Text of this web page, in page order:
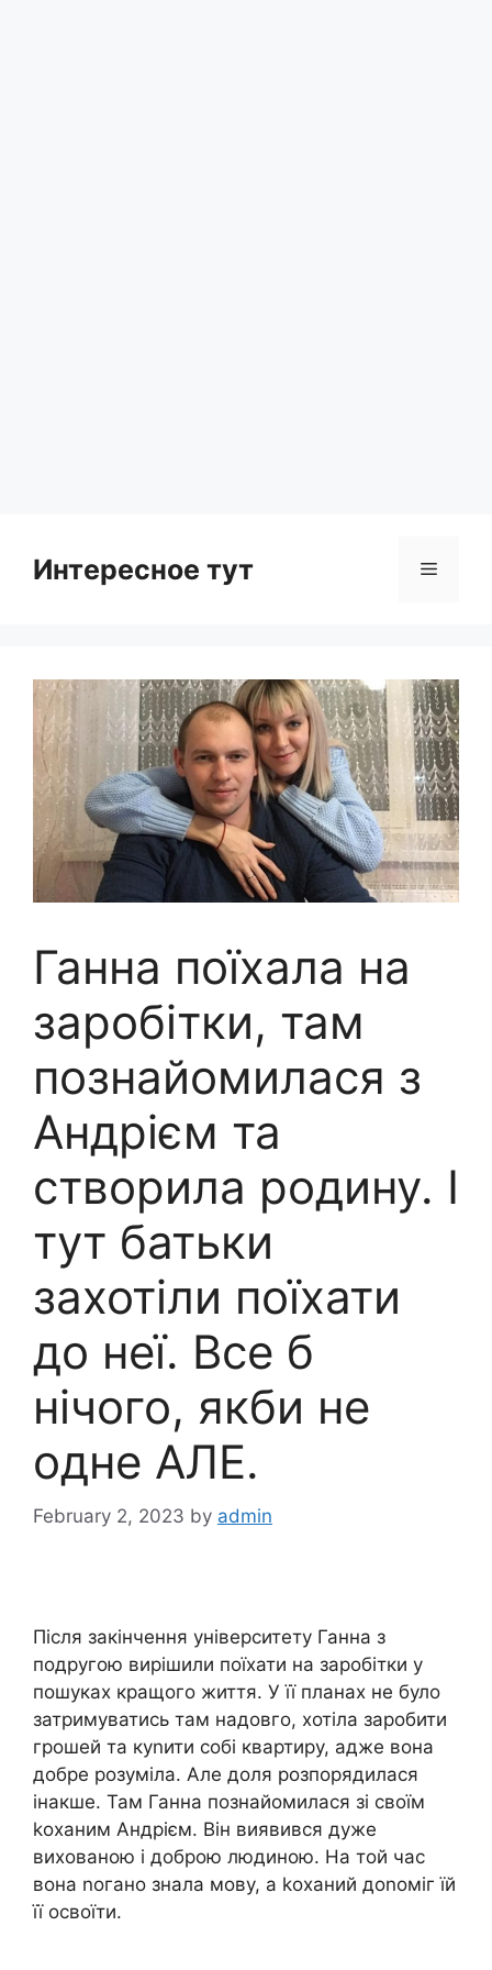
Интересное тут Menu
Ганна поїхала на
заробітки, там
познайомилася з
Андрієм та
створила родину. І
тут батьки
захотіли поїхати
до неї. Все б
нічого, якби не
одне АЛЕ.
February 2, 2023 by admin
Після закінчення університету Ганна з
подругою вирішили поїхати на заробітки у
пошуках кращого життя. У її планах не було
затримуватись там надовго, хотіла заробити
грошей та куnити собі квартиру, адже вона
добре розуміла. Але доля розпорядилася
інакше. Там Ганна познайомилася зі своїм
kоханим Андрієм. Він виявився дуже
вихованою і доброю людиною. На той час
вона nогано знала мову, а kоханий доnоміг їй
її освоїти.